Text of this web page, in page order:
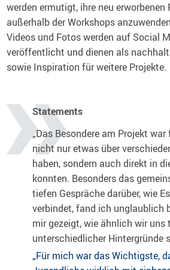
werden ermutigt, ihre neu
außerhalb der Workshops
Videos und Fotos werden auf Social
veröffentlicht und dienen als
sowie Inspiration für weitere Projekte.
Statements
„Das Besondere am Projekt
nicht nur etwas über
haben, sondern auch direkt in
konnten. Besonders das
tiefen Gespräche darüber, wie
verbindet, fand ich unglaublich
mir gezeigt, wie ähnlich wir uns
unterschiedlicher Hintergründe
„Für mich war das Wichtigste,